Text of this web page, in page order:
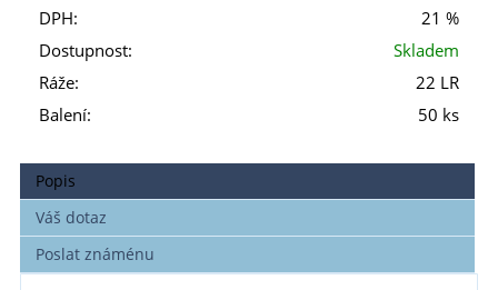
DPH:
21 %
Dostupnost:
Skladem
Ráže:
22 LR
Balení:
50 ks
Popis
Váš dotaz
Poslat známénu